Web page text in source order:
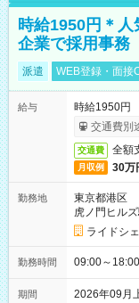
時給1950円＊
企業で採用事務
派遣 WEB登録・面接
給与
時給1950円
交通費別
交通費 全額
月収例 30万
勤務地
東京都港区
虎ノ門ヒル
ライドシ
勤務時間 09:00～
期間 2026年09月